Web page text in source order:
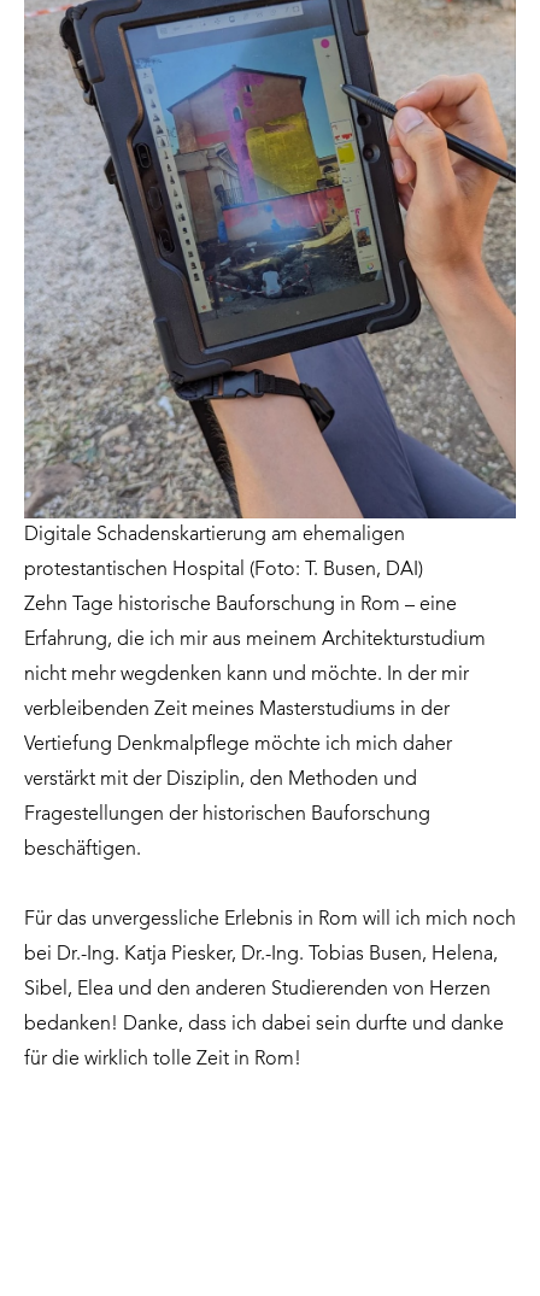
Digitale Schadenskartierung am ehemaligen
protestantischen Hospital (Foto: T. Busen, DAI)
Zehn Tage historische Bauforschung in Rom – eine
Erfahrung, die ich mir aus meinem Architekturstudium
nicht mehr wegdenken kann und möchte. In der mir
verbleibenden Zeit meines Masterstudiums in der
Vertiefung Denkmalpflege möchte ich mich daher
verstärkt mit der Disziplin, den Methoden und
Fragestellungen der historischen Bauforschung
beschäftigen.
Für das unvergessliche Erlebnis in Rom will ich mich noch
bei Dr.-Ing. Katja Piesker, Dr.-Ing. Tobias Busen, Helena,
Sibel, Elea und den anderen Studierenden von Herzen
bedanken! Danke, dass ich dabei sein durfte und danke
für die wirklich tolle Zeit in Rom!